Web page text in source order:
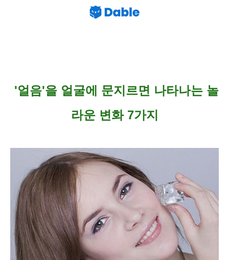
'얼음'을 얼굴에 문지르면 나타나는 놀
라운 변화 7가지